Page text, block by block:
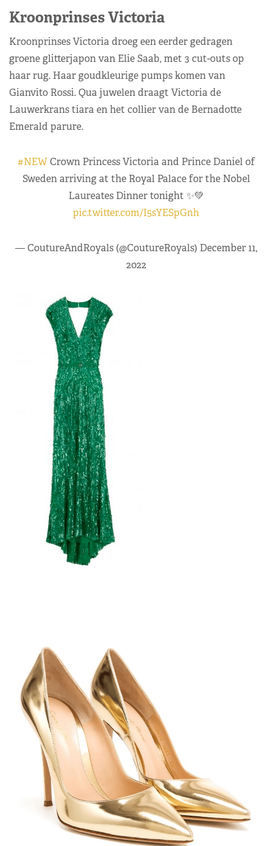
Kroonprinses Victoria
Kroonprinses Victoria droeg een eerder gedragen
groene glitterjapon van Elie Saab, met 3 cut-outs op
haar rug. Haar goudkleurige pumps komen van
Gianvito Rossi. Qua juwelen draagt Victoria de
Lauwerkrans tiara en het collier van de Bernadotte
Emerald parure.
#NEWCrown Princess Victoria and Prince Daniel of
Sweden arriving at the Royal Palace for the Nobel
Laureates Dinner tonight ✨💚
pic.twitter.com/I5sYESpGnh
— CoutureAndRoyals (@CoutureRoyals) December 11,
2022